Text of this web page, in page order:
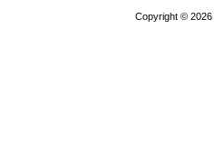
Copyright © 2026